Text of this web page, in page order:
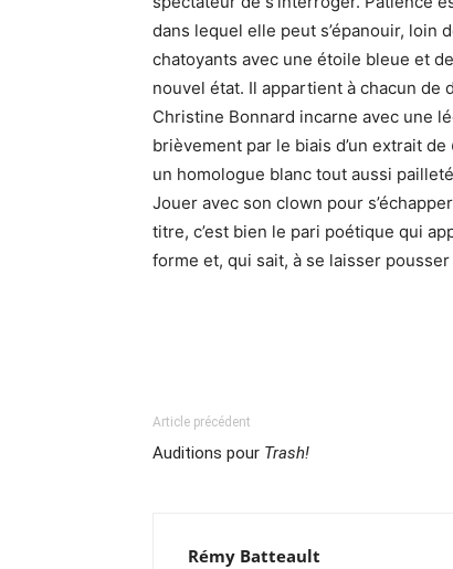
dans lequel elle peut s’épanouir, loin
chatoyants avec une étoile bleue et
nouvel état. Il appartient à chacun
Christine Bonnard incarne avec une
brièvement par le biais d’un extrait de
un homologue blanc tout aussi
Jouer avec son clown pour
titre, c’est bien le pari poétique qui
forme et, qui sait, à se laisser
Article précédent
Auditions pour Trash!
Rémy Batteault